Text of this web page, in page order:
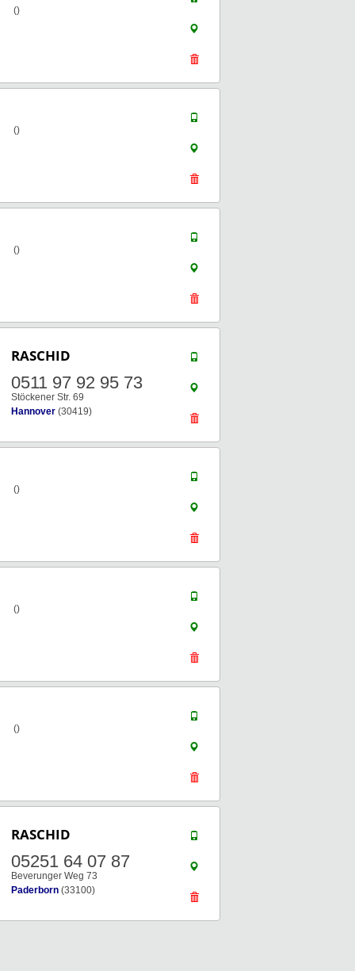
()
()
()
RASCHID
0511 97 92 95 73
Stöckener Str. 69
Hannover (30419)
()
()
()
RASCHID
05251 64 07 87
Beverunger Weg 73
Paderborn (33100)